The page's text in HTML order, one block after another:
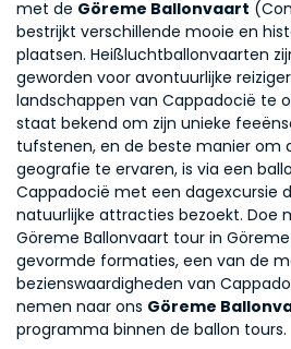
met de Göreme Ballonvaart
bestrijkt verschillende mooie en
plaatsen. Heißluchtballonvaarten
geworden voor avontuurlijke
landschappen van Cappadocië te
staat bekend om zijn unieke
tufstenen, en de beste manier om
geografie te ervaren, is via een
Cappadocië met een dagexcursie
natuurlijke attracties bezoekt. Doe
Göreme Ballonvaart tour in
gevormde formaties, een van de
bezienswaardigheden van
nemen naar ons Göreme
programma binnen de ballon tours.